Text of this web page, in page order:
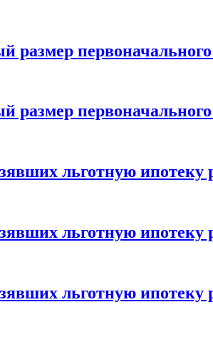
размер
размер
льготную ипотеку
льготную ипотеку
льготную ипотеку